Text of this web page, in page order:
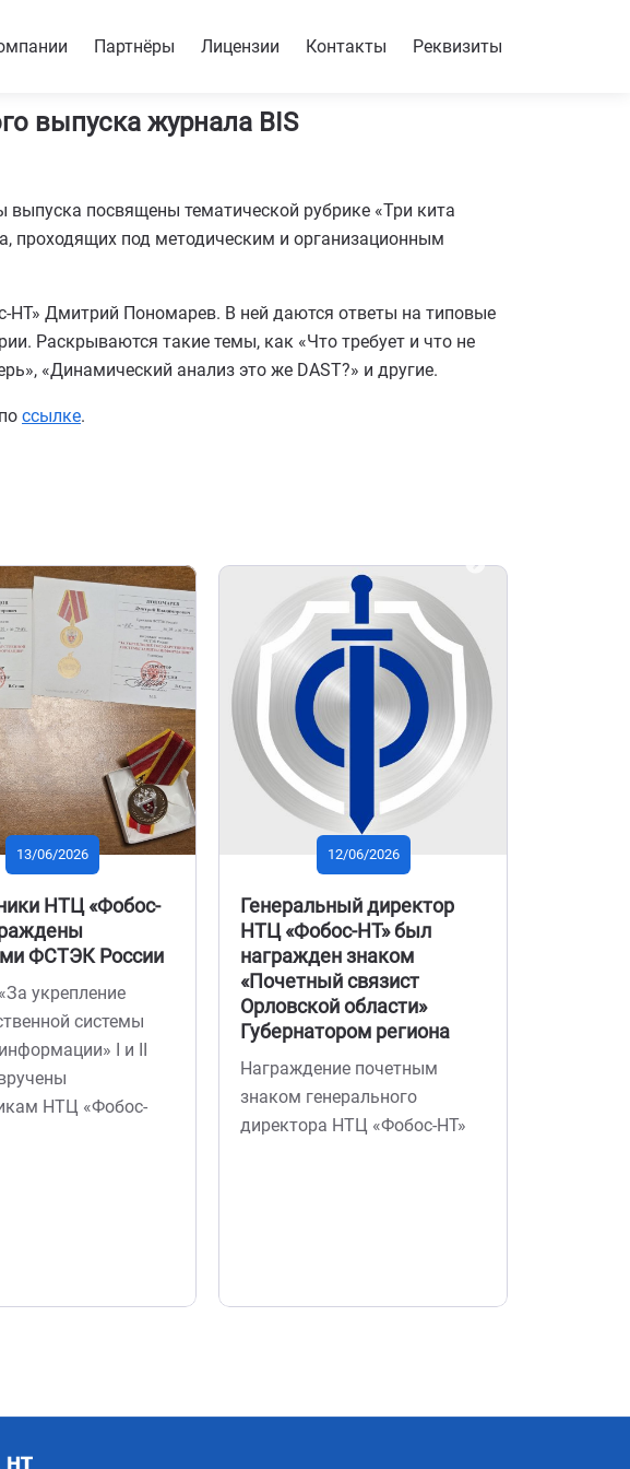
Партнёры Лицензии Контакты Реквизиты
выпуска журнала BIS
посвящены тематической рубрике «Три кита
проходящих под методическим и организационным
НТ» Дмитрий Пономарев. В ней даются ответы на типовые
Раскрываются такие темы, как «Что требует и что не
«Динамический анализ это же DAST?» и другие.
ссылке.
13/06/2026
НТЦ «Фобос-
ФСТЭК России
укрепление
системы
I и II
НТЦ «Фобос-
12/06/2026
Генеральный директор
НТЦ «Фобос-НТ» был
награжден знаком
«Почетный связист
Орловской области»
Губернатором региона
Награждение почетным
знаком генерального
директора НТЦ «Фобос-НТ»
NEXT